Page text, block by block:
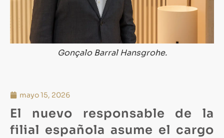
Gonçalo Barral Hansgrohe.
mayo 15, 2026
El nuevo responsable de la
filial española asume el cargo